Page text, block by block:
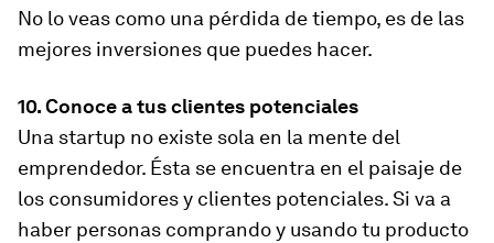
No lo veas como una pérdida de tiempo, es de las
mejores inversiones que puedes hacer.
10. Conoce a tus clientes potenciales
Una startup no existe sola en la mente del
emprendedor. Ésta se encuentra en el paisaje de
los consumidores y clientes potenciales. Si va a
haber personas comprando y usando tu producto